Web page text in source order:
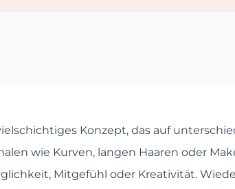
Konzept, das auf
wie Kurven, langen Haaren oder
Mitgefühl oder Kreativität.